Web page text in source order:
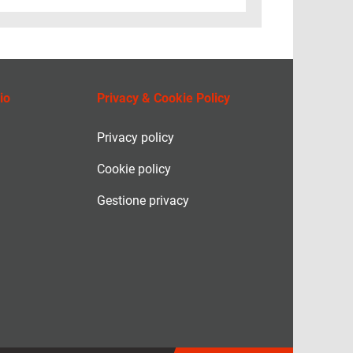
Privacy & Cookie Policy
Privacy policy
Cookie policy
Gestione privacy